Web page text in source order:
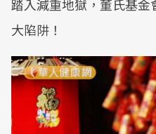
踏入減重地獄，董氏基
大陷阱！